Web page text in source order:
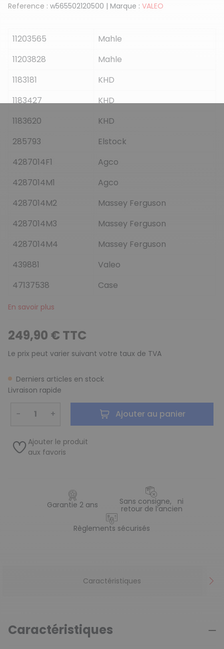
Reference : w565502120500 | Marque : VALEO
11203565
Mahle
11203828
Mahle
1183181
KHD
1183427
KHD
1183620
KHD
285793
Elstock
4287014F1
Agco
4287014M1
Agco
4287014M2
Massey Ferguson
4287014M3
Massey Ferguson
4287014M4
Massey Ferguson
439881
Valeo
47137538
Case
En savoir plus
249,90 € TTC
Le prix peut varier suivant votre taux de TVA
Derniers articles en stock
Livraison rapide
− + Ajouter au panier
Ajouter le produit
aux favoris
Garantie 2 ans Sans consigne, ni
retour de l’ancien
Règlements sécurisés
Caractéristiques
Caractéristiques